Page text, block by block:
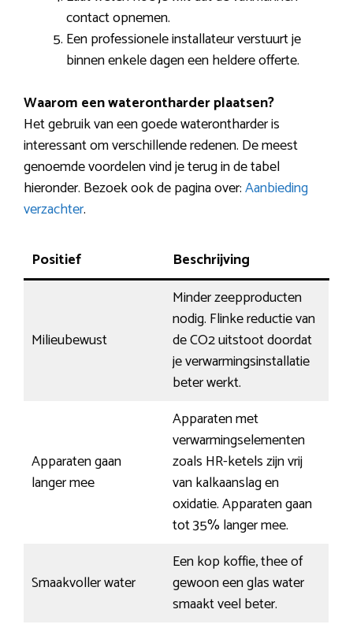
contact opnemen.
Een professionele installateur verstuurt je
binnen enkele dagen een heldere offerte.
Waarom een waterontharder plaatsen?
Het gebruik van een goede waterontharder is
interessant om verschillende redenen. De meest
genoemde voordelen vind je terug in de tabel
hieronder. Bezoek ook de pagina over:Aanbieding
verzachter.
Positief Beschrijving
Milieubewust
Minder zeepproducten
nodig. Flinke reductie van
de CO2 uitstoot doordat
je verwarmingsinstallatie
beter werkt.
Apparaten gaan
langer mee
Apparaten met
verwarmingselementen
zoals HR-ketels zijn vrij
van kalkaanslag en
oxidatie. Apparaten gaan
tot 35% langer mee.
Smaakvoller water
Een kop koffie, thee of
gewoon een glas water
smaakt veel beter.